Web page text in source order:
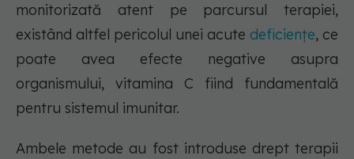
monitorizată atent pe parcursul terapiei,
existând altfel pericolul unei acute deficiențe, ce
poate avea efecte negative asupra
organismului, vitamina C fiind fundamentală
pentru sistemul imunitar.
Ambele metode au fost introduse drept terapii